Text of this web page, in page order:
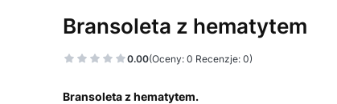
Bransoleta z hematytem
0.00(Oceny: 0 Recenzje: 0)
Bransoleta z hematytem.